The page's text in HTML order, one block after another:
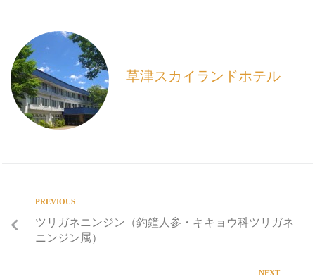
o
o
k
草津スカイランドホテル
PREVIOUS
ツリガネニンジン（釣鐘人参・キキョウ科ツリガネ
ニンジン属）
NEXT